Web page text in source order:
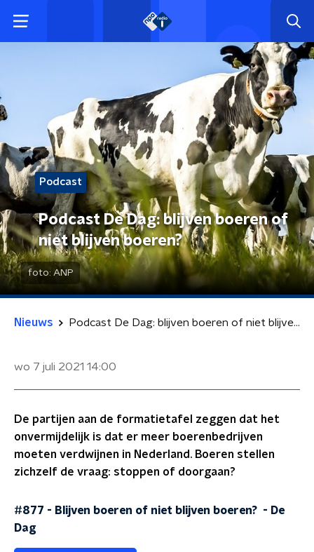
Podcast
Podcast De Dag: blijven boeren of
niet blijven boeren?
foto: ANP
Nieuws Podcast De Dag: blijven boeren of niet blijven boeren?
wo 7 juli 2021 14:00
De partijen aan de formatietafel zeggen dat het
onvermijdelijk is dat er meer boerenbedrijven
moeten verdwijnen in Nederland. Boeren stellen
zichzelf de vraag: stoppen of doorgaan?
#877 - Blijven boeren of niet blijven boeren? - De
Dag